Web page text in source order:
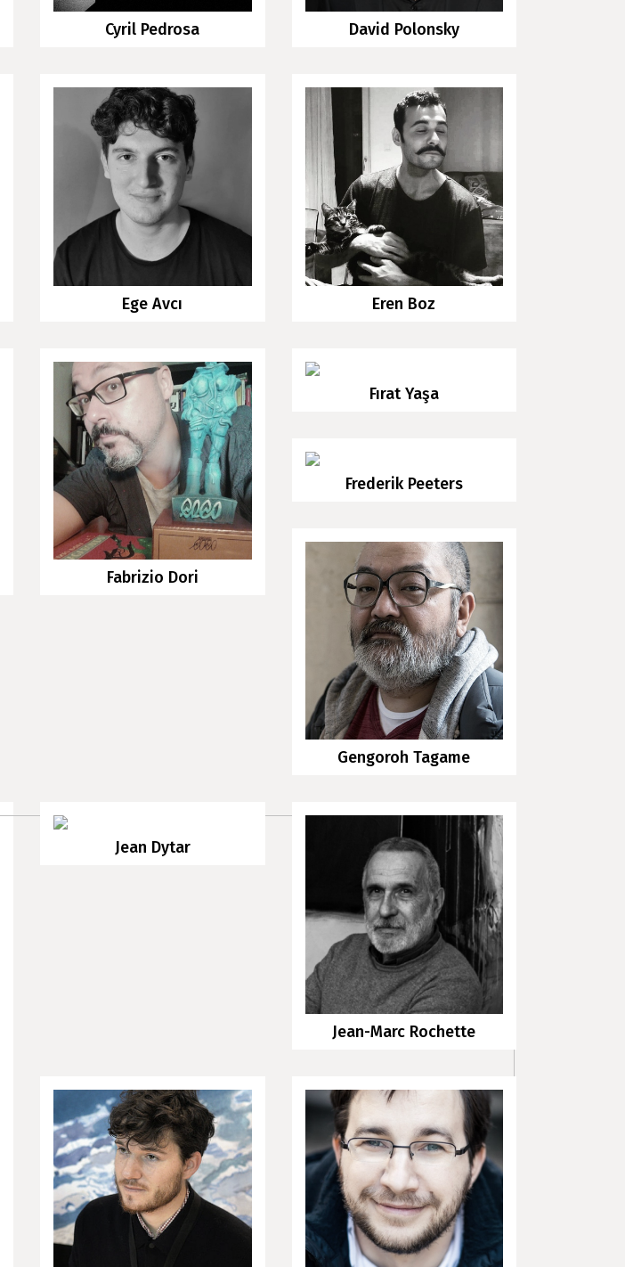
Cyril Pedrosa David Polonsky
Ege Avcı Eren Boz
Fabrizio Dori
Fırat Yaşa
Frederik Peeters
Gengoroh Tagame
Jean Dytar
Jean-Marc Rochette